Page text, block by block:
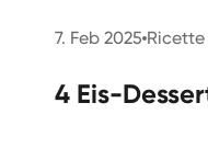
7. Feb 2025 Ricette
4 Eis-